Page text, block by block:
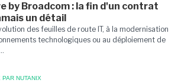
by Broadcom : la fin d'un contrat
un détail
des feuilles de route IT, à la modernisation
technologiques ou au déploiement de
NUTANIX